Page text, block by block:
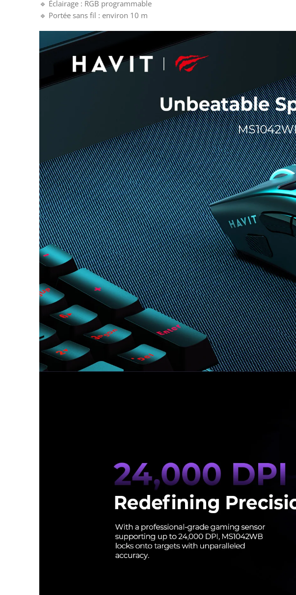
🔹 Éclairage : RGB programmable
🔹 Portée sans fil : environ 10 m